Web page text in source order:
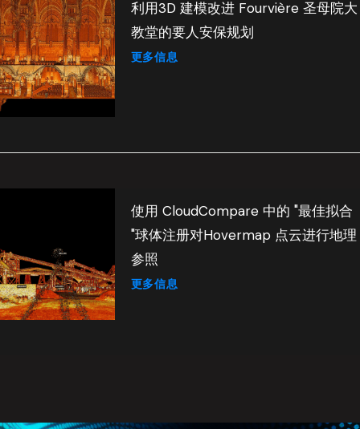
利用3D 建模改进 Fourvière 圣母院大
教堂的要人安保规划
更多信息
使用 CloudCompare 中的 "最佳拟合
"球体注册对Hovermap 点云进行地理
参照
更多信息